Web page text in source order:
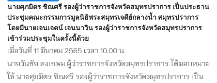
นายศุภมิตร ชิณศรี รองผู้ว่าราชการจังหวัดสมุทรปราการ เป็นประธาน
ประชุมคณะกรรมการมูลนิธิพระสมุทรเจดีย์กลางน้ำ สมุทรปราการ
โดยมีนายเจนเจตน์ เจนนาวิน รองผู้ว่าราชการจังหวัดสมุทรปราการ
เข้าร่วมประชุมในครั้งนี้ด้วย
เมื่อวันที่ 11 มีนาคม 2565 เวลา 10.00 น.
นายวันชัย คงเกษม ผู้ว่าราชการจังหวัดสมุทรปราการ ได้มอบหมาย
ให้ นายศุภมิตร ชิณศรี รองผู้ว่าราชการจังหวัดสมุทรปราการ เป็น